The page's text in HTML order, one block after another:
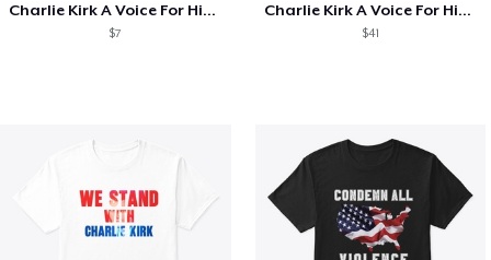
Charlie Kirk A Voice For His Generation
$7
Charlie Kirk A Voice For His Generation
$41